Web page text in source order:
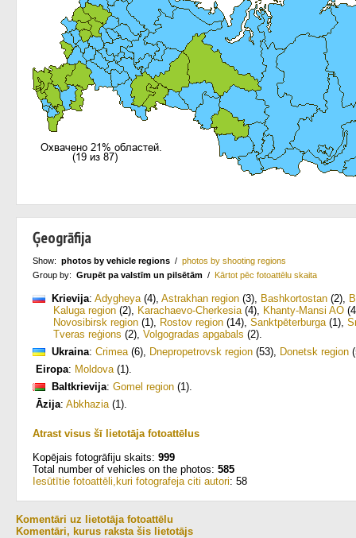
Ģeogrāfija
Show: photos by vehicle regions / photos by shooting regions
Group by: Grupēt pa valstīm un pilsētām / Kārtot pēc fotoattēlu skaita
Krievija: Adygheya(4), Astrakhan region (3), Bashkortostan (2),
Kaluga region (2), Karachaevo-Cherkesia(4), Khanty-Mansi AO
Novosibirsk region (1), Rostov region (14), Sanktpēterburga(1),
Tveras reģions (2), Volgogradas apgabals (2).
Ukraina: Crimea(6), Dnepropetrovsk region (53), Donetsk region
Eiropa: Moldova(1).
Baltkrievija: Gomel region (1).
Āzija: Abkhazia(1).
Atrast visus šī lietotāja fotoattēlus
Kopējais fotogrāfiju skaits: 999
Total number of vehicles on the photos: 585
Iesūtītie fotoattēli,kuri fotografeja citi autori: 58
Komentāri uz lietotāja fotoattēlu
Komentāri, kurus raksta šis lietotājs